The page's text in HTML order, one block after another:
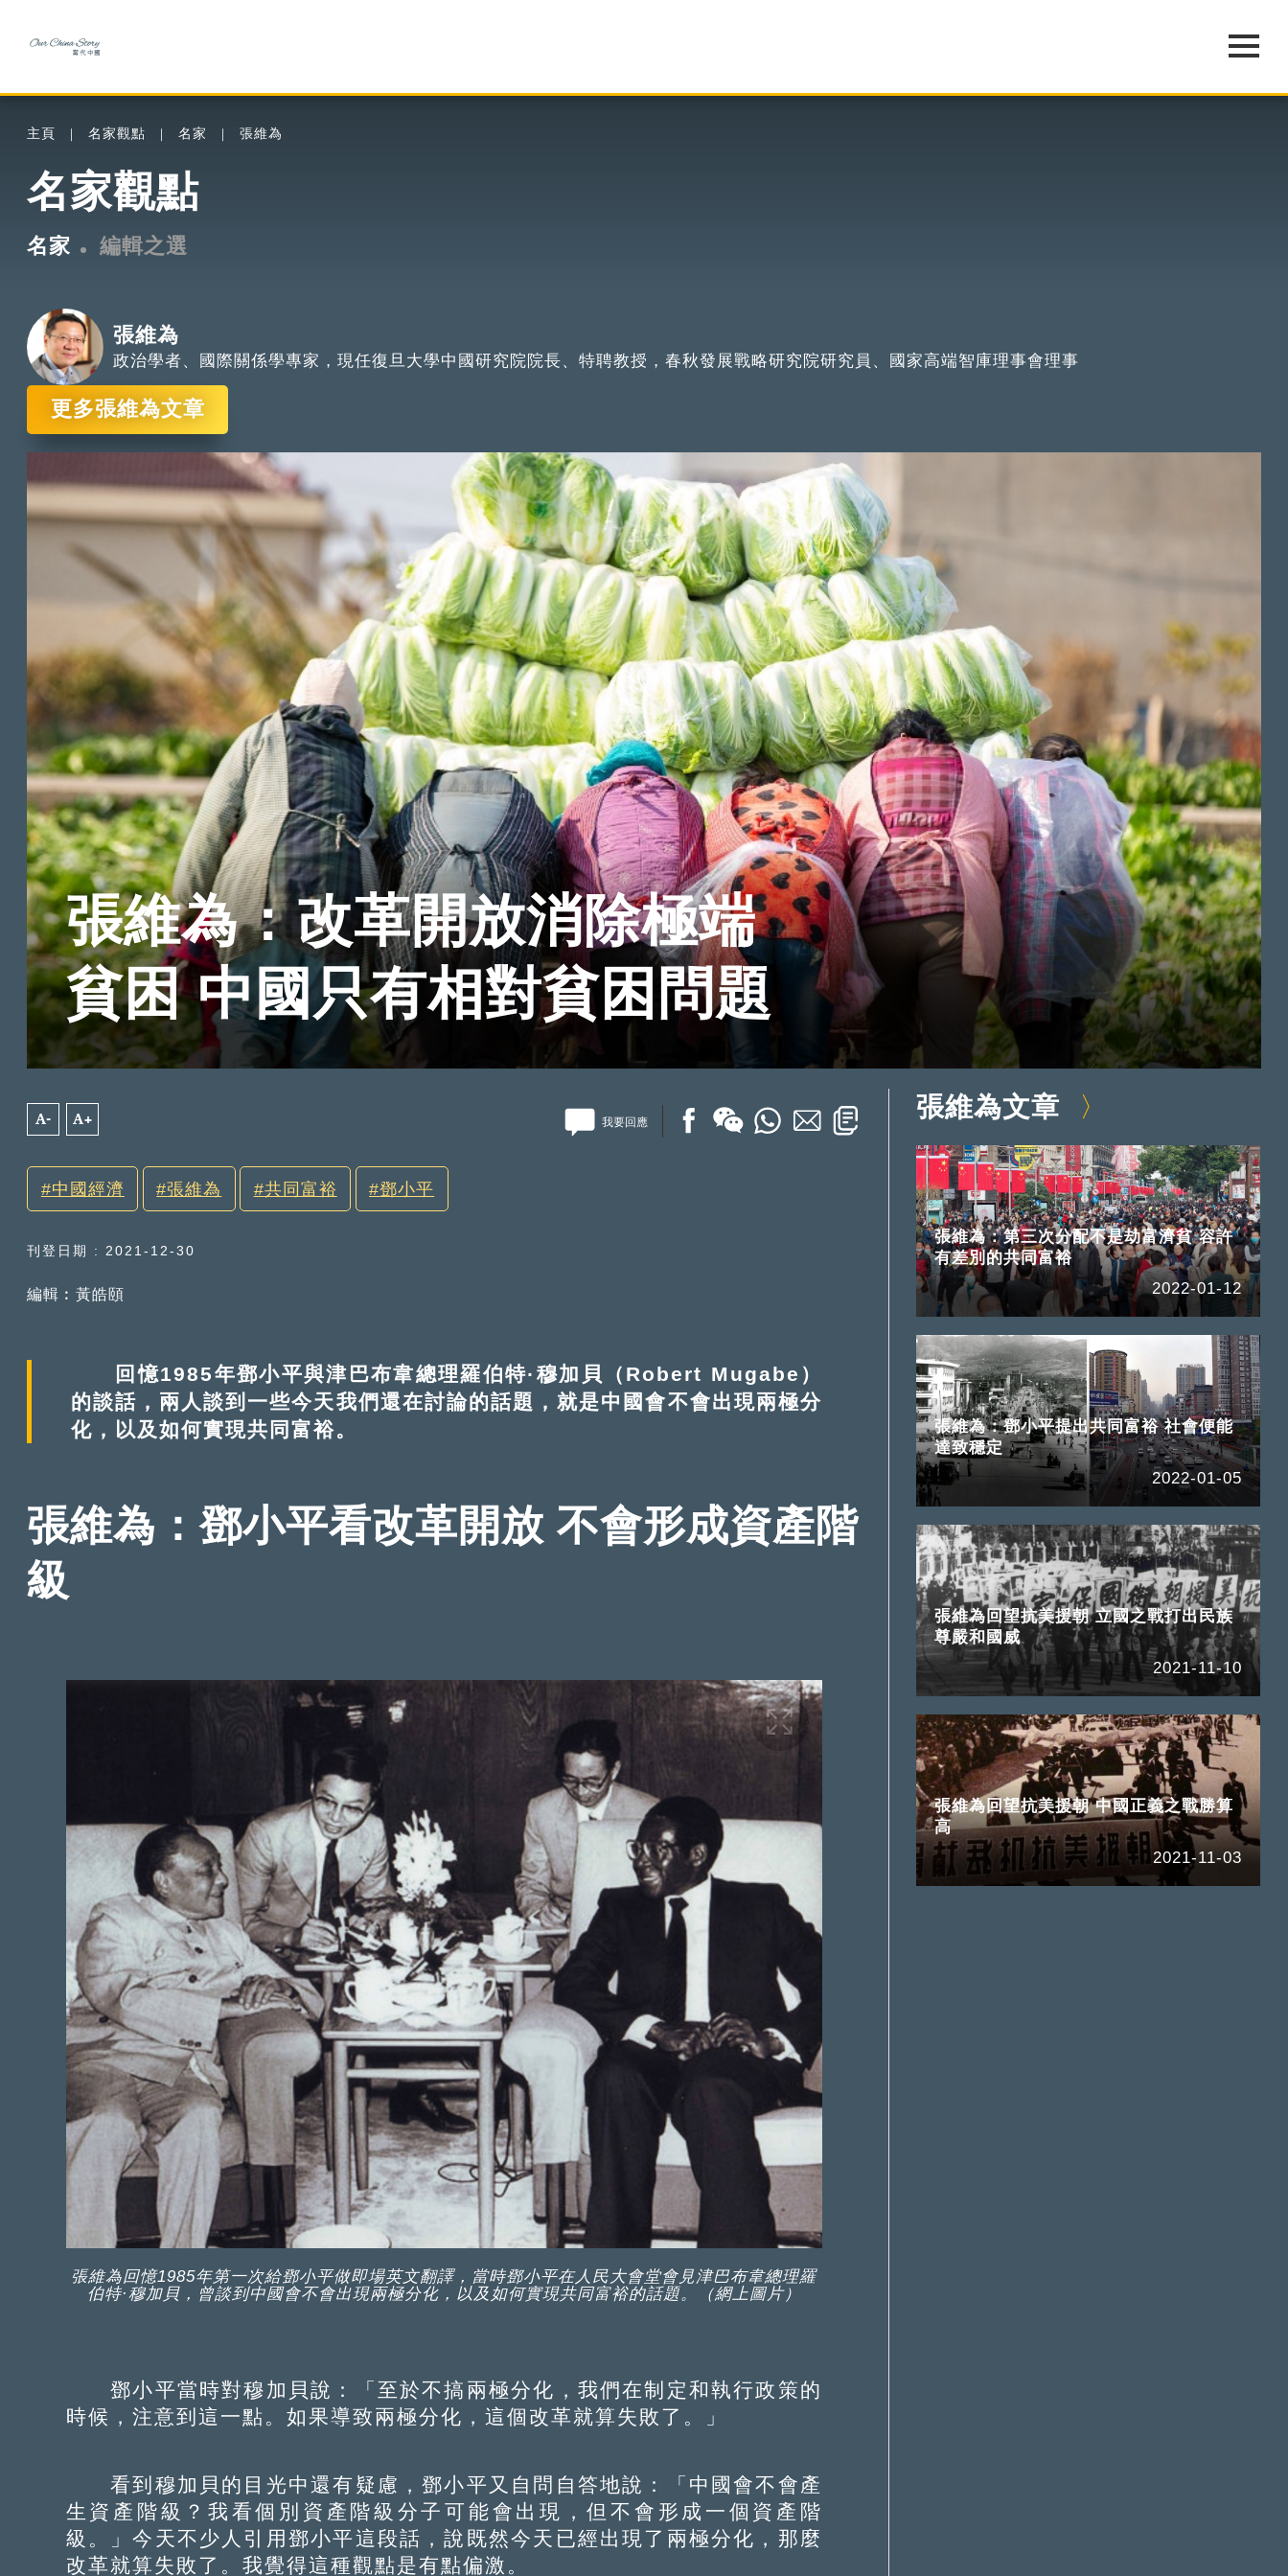
主頁 名家觀點 名家 張維為
名家觀點
名家 編輯之選
張維為
政治學者、國際關係學專家，現任復旦大學中國研究院院長、特聘教授，春秋發展戰略研究院研究員、國家高端智庫理事會理事
更多張維為文章
張維為：改革開放消除極端
貧困 中國只有相對貧困問題
A- A+ 我要回應
中國經濟 張維為 共同富裕 鄧小平
刊登日期 : 2021-12-30
編輯︰黃皓頤
回憶1985年鄧小平與津巴布韋總理羅伯特·穆加貝（Robert Mugabe）
的談話，兩人談到一些今天我們還在討論的話題，就是中國會不會出現兩極分
化，以及如何實現共同富裕。
張維為：鄧小平看改革開放 不會形成資產階
級
張維為回憶1985年第一次給鄧小平做即場英文翻譯，當時鄧小平在人民大會堂會見津巴布韋總理羅
伯特·穆加貝，曾談到中國會不會出現兩極分化，以及如何實現共同富裕的話題。（網上圖片）
鄧小平當時對穆加貝說：「至於不搞兩極分化，我們在制定和執行政策的
時候，注意到這一點。如果導致兩極分化，這個改革就算失敗了。」
看到穆加貝的目光中還有疑慮，鄧小平又自問自答地說：「中國會不會產
生資產階級？我看個別資產階級分子可能會出現，但不會形成一個資產階
級。」今天不少人引用鄧小平這段話，說既然今天已經出現了兩極分化，那麼
改革就算失敗了。我覺得這種觀點是有點偏激。
張維為文章
張維為：第三次分配不是劫富濟貧 容許
有差別的共同富裕
2022-01-12
張維為：鄧小平提出共同富裕 社會便能
達致穩定
2022-01-05
張維為回望抗美援朝 立國之戰打出民族
尊嚴和國威
2021-11-10
張維為回望抗美援朝 中國正義之戰勝算
高
2021-11-03